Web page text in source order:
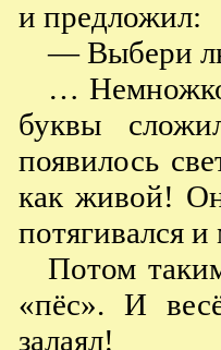
и предложил:
— Выбери
…
буквы
появилось
как живой!
потягивался
Потом
«пёс». И
залаял!